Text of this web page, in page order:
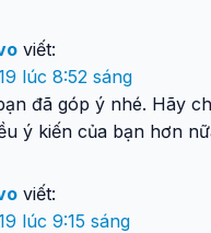
viết:
lúc 8:52 sáng
đã góp ý nhé. Hãy
ý kiến của bạn hơn
viết:
lúc 9:15 sáng